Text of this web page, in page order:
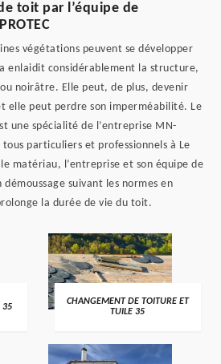
toit par l’équipe de
végétations peuvent se développer
enlaidit considérablement la structure,
noirâtre. Elle peut, de plus, devenir
elle peut perdre son imperméabilité. Le
une spécialité de l’entreprise MN-
tous particuliers et professionnels à Le
matériau, l’entreprise et son équipe de
suivant les normes en
la durée de vie du toit.
35
CHANGEMENT DE TOITURE ET
TUILE 35